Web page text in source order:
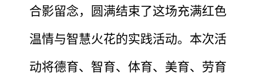
合影留念，圆满结束了这场充满红色
温情与智慧火花的实践活动。本次活
动将德育、智育、体育、美育、劳育